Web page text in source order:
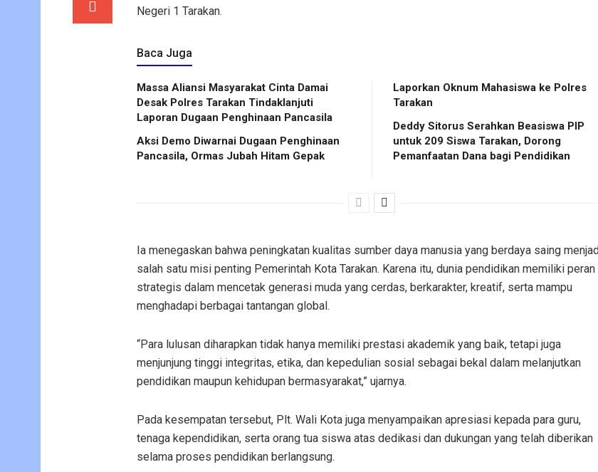
Negeri 1 Tarakan.
Baca Juga
Massa Aliansi Masyarakat Cinta Damai
Desak Polres Tarakan Tindaklanjuti
Laporan Dugaan Penghinaan Pancasila
Aksi Demo Diwarnai Dugaan Penghinaan
Pancasila, Ormas Jubah Hitam Gepak
Laporkan Oknum Mahasiswa ke Polres
Tarakan
Deddy Sitorus Serahkan Beasiswa PIP
untuk 209 Siswa Tarakan, Dorong
Pemanfaatan Dana bagi Pendidikan
Ia menegaskan bahwa peningkatan kualitas sumber daya manusia yang berdaya saing
salah satu misi penting Pemerintah Kota Tarakan. Karena itu, dunia pendidikan memiliki peran
strategis dalam mencetak generasi muda yang cerdas, berkarakter, kreatif, serta mampu
menghadapi berbagai tantangan global.
“Para lulusan diharapkan tidak hanya memiliki prestasi akademik yang baik, tetapi juga
menjunjung tinggi integritas, etika, dan kepedulian sosial sebagai bekal dalam melanjutkan
pendidikan maupun kehidupan bermasyarakat,” ujarnya.
Pada kesempatan tersebut, Plt. Wali Kota juga menyampaikan apresiasi kepada para guru,
tenaga kependidikan, serta orang tua siswa atas dedikasi dan dukungan yang telah diberikan
selama proses pendidikan berlangsung.